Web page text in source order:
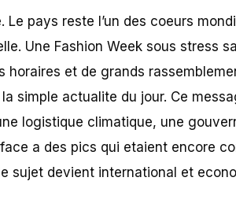
Le pays reste l’un des coeurs
Une Fashion Week sous stress
horaires et de grands
simple actualite du jour. Ce
logistique climatique, une
a des pics qui etaient encore
sujet devient international et